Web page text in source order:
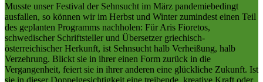
Musste unser Festival der Sehnsucht im März pandemiebedingt
ausfallen, so können wir im Herbst und Winter zumindest einen Teil
des geplanten Programms nachholen: Für Aris Fioretos,
schwedischer Schriftsteller und Übersetzer griechisch-
österreichischer Herkunft, ist Sehnsucht halb Verheißung, halb
Verzehrung. Blickt sie in ihrer einen Form zurück in die
Vergangenheit, feiert sie in ihrer anderen eine glückliche Zukunft. Ist
sie in dieser Doppelgesichtigkeit eine treibende, kreative Kraft oder